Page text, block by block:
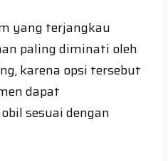
yang terjangkau
paling diminati oleh
karena opsi tersebut
dapat
sesuai dengan